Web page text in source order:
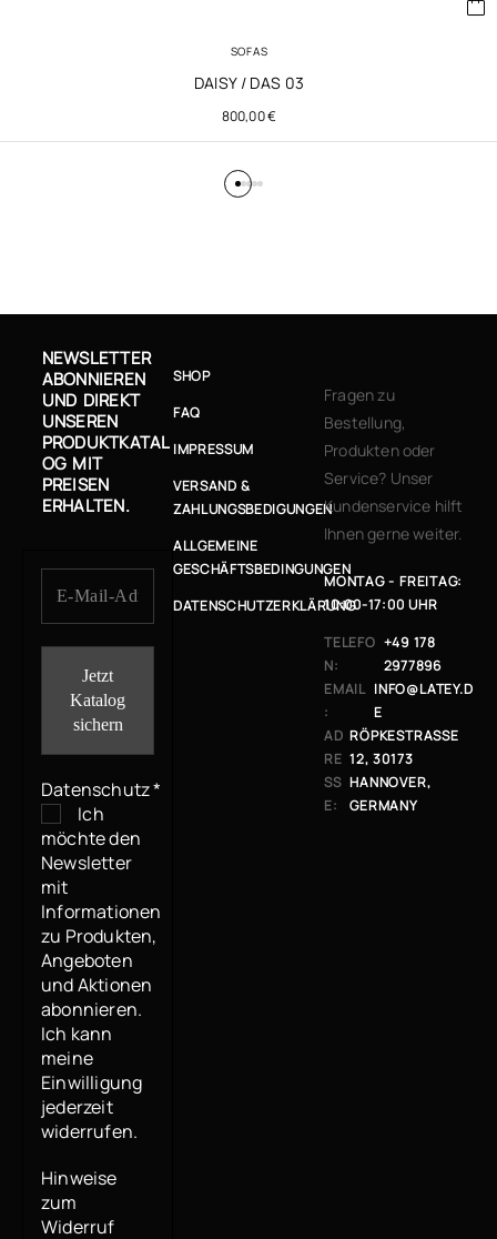
SOFAS
DAISY / DAS 03
800,00€
NEWSLETTER
ABONNIEREN
UND DIREKT
UNSEREN
PRODUKTKATAL
OG MIT
PREISEN
ERHALTEN.
Datenschutz*
Ich
möchte den
Newsletter
mit
Informationen
zu Produkten,
Angeboten
und Aktionen
abonnieren.
Ich kann
meine
Einwilligung
jederzeit
widerrufen.
Hinweise
zum
Widerruf
SHOP
FAQ
IMPRESSUM
VERSAND &
ZAHLUNGSBEDIGUNGEN
ALLGEMEINE
GESCHÄFTSBEDINGUNGEN
DATENSCHUTZERKLÄRUNG
Fragen zu
Bestellung,
Produkten oder
Service? Unser
Kundenservice hilft
Ihnen gerne weiter.
MONTAG - FREITAG:
10:00-17:00 UHR
TELEFO
N:
+49 178
2977896
EMAIL
:
INFO@LATEY.D
E
AD
RE
SS
E:
RÖPKESTRASSE 1
2, 30173 H
ANNOVER, G
ERMANY